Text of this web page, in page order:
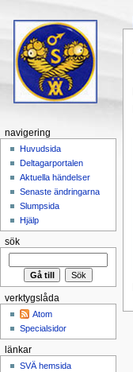
navigering
Huvudsida
Deltagarportalen
Aktuella händelser
Senaste ändringarna
Slumpsida
Hjälp
sök
verktygslåda
Atom
Specialsidor
länkar
SVÄ hemsida